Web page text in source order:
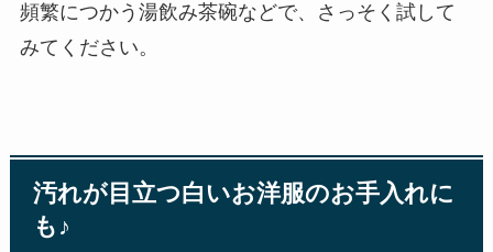
頻繁につかう湯飲み茶碗などで、さっそく試して
みてください。
汚れが目立つ白いお洋服のお手入れに
も♪